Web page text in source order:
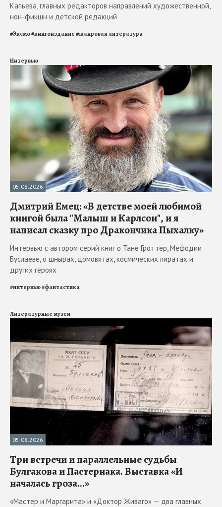
Капьева, главных редакторов направлений художественной,
нон-фикшн и детской редакций
#Эксмо#книгоиздание#жанровая литература
Интервью
05.08.2026
Дмитрий Емец: «В детстве моей любимой
книгой была "Малыш и Карлсон", и я
написал сказку про Дракончика Пыхалку»
Интервью с автором серий книг о Тане Гроттер, Мефодии
Буслаеве, о шнырах, домовятах, космических пиратах и
других героях
#интервью#фантастика
Литературные музеи
05.08.2026
Три встречи и параллельные судьбы
Булгакова и Пастернака. Выставка «И
началась гроза...»
«Мастер и Маргарита» и «Доктор Живаго» — два главных